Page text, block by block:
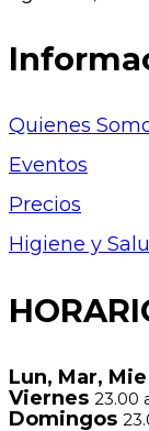
Quienes
Eventos
Precios
Higiene y
Lun, Mar, Mie
Viernes 23.00
Domingos